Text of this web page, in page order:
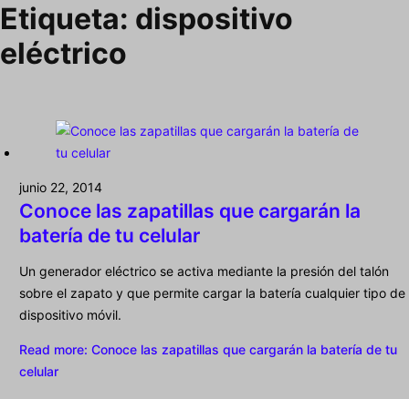
Etiqueta: dispositivo
eléctrico
junio 22, 2014
Conoce las zapatillas que cargarán la
batería de tu celular
Un generador eléctrico se activa mediante la presión del talón
sobre el zapato y que permite cargar la batería cualquier tipo de
dispositivo móvil.
Read more: Conoce las zapatillas que cargarán la batería de tu
celular